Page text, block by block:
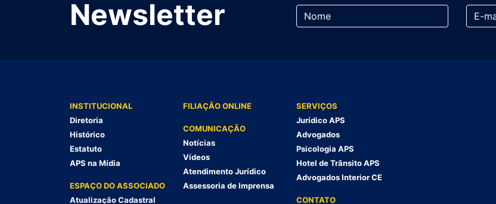
Newsletter
INSTITUCIONAL
Diretoria
Histórico
Estatuto
APS na Mídia
ESPAÇO DO ASSOCIADO
Atualização Cadastral
FILIAÇÃO ONLINE
COMUNICAÇÃO
Notícias
Vídeos
Atendimento Jurídico
Assessoria de Imprensa
SERVIÇOS
Jurídico APS
Advogados
Psicologia APS
Hotel de Trânsito APS
Advogados Interior CE
CONTATO